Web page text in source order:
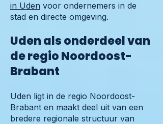
in Uden voor ondernemers in de
stad en directe omgeving.
Uden als onderdeel van
de regio Noordoost-
Brabant
Uden ligt in de regio Noordoost-
Brabant en maakt deel uit van een
bredere regionale structuur van